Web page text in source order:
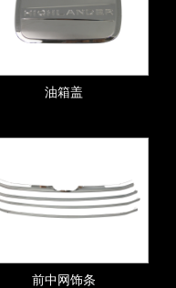
油箱盖
前中网饰条